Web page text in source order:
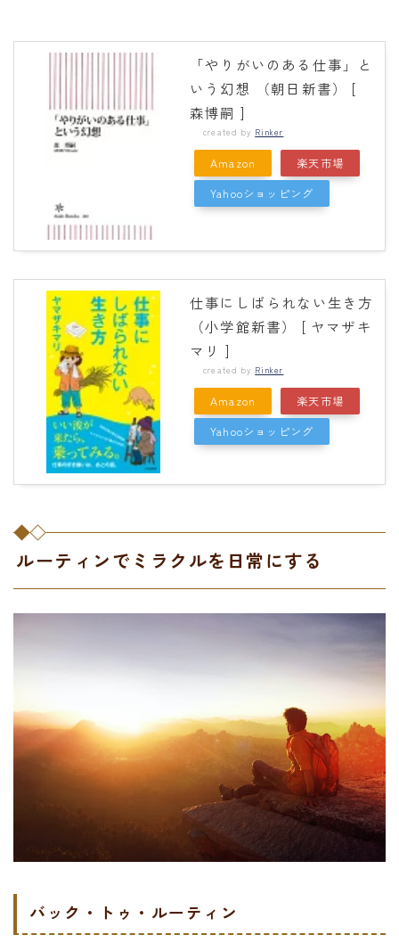
「やりがいのある仕事」と
いう幻想 （朝日新書） [
森博嗣 ]
created by Rinker
Amazon
楽天市場
Yahooショッピング
仕事にしばられない生き方
（小学館新書） [ ヤマザキ
マリ ]
created by Rinker
Amazon
楽天市場
Yahooショッピング
ルーティンでミラクルを日常にする
バック・トゥ・ルーティン